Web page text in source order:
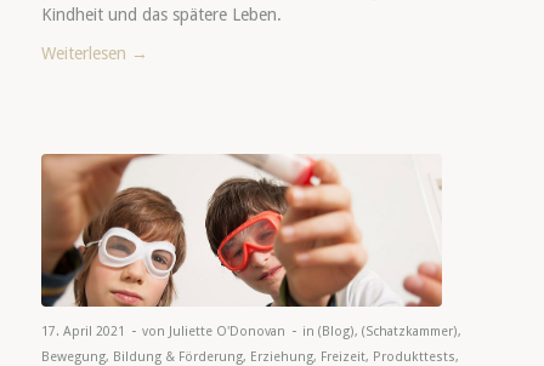
Kindheit und das spätere Leben.
Weiterlesen →
17. April 2021 - von Juliette O'Donovan - in (Blog), (Schatzkammer),
Bewegung, Bildung & Förderung, Erziehung, Freizeit, Produkttests,